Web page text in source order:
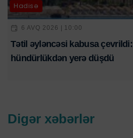
Hadisə
6 AVQ 2026 | 10:00
Tətil əyləncəsi kabusa
hündürlükdən yerə düşdü
Digər xəbərlər